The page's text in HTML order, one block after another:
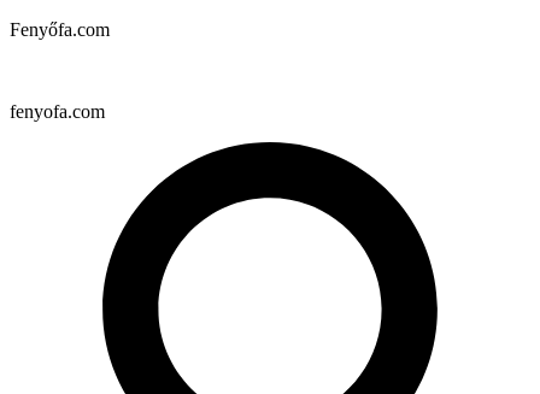
Fenyőfa.com
fenyofa.com